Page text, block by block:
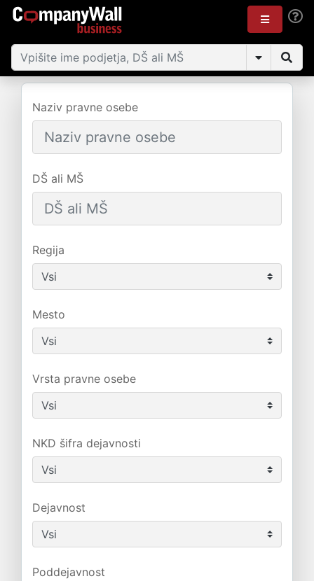
Naziv pravne osebe
DŠ ali MŠ
Regija
Mesto
Vrsta pravne osebe
NKD šifra dejavnosti
Dejavnost
Poddejavnost